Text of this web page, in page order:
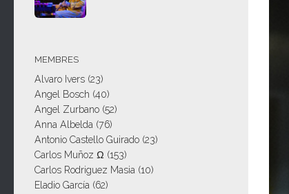
MEMBRES
Alvaro Ivers (23)
Angel Bosch (40)
Angel Zurbano (52)
Anna Albelda (76)
Antonio Castello Guirado (23)
Carlos Muñoz Ω (153)
Carlos Rodriguez Masia (10)
Eladio García (62)